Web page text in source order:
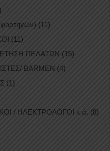
(11)
(11)
ΠΕΛΑΤΩΝ (15)
BARMEN (4)
(1)
/ ΗΛΕΚΤΡΟΛΟΓΟΙ κ.ά. (8)